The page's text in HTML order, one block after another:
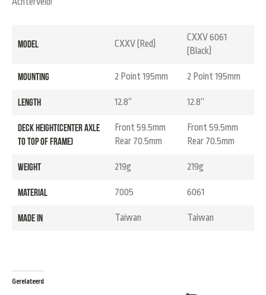
Model CXXV (Red)
CXXV 6061
(Black)
Mounting 2 Point 195mm 2 Point 195mm
Length 12.8” 12.8”
Deck Height(center axle
to top of frame)
Front 59.5mm
Rear 70.5mm
Front 59.5mm
Rear 70.5mm
Weight 219g 219g
Material 7005 6061
Made in Taiwan Taiwan
Gerelateerd